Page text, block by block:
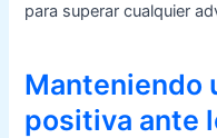
para superar cualquier
Manteniendo
positiva ante